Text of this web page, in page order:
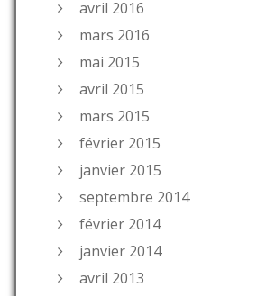
avril 2016
mars 2016
mai 2015
avril 2015
mars 2015
février 2015
janvier 2015
septembre 2014
février 2014
janvier 2014
avril 2013